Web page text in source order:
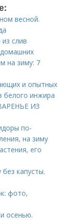
весной.
слив
на зиму: 7
и опытных
белого инжира
ИЗ
по-
на зиму
его
капусты.
фото,
осенью.